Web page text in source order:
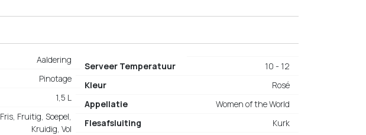
Aaldering
Pinotage
1,5 L
Fris, Fruitig, Soepel,
Kruidig, Vol
Serveer Temperatuur
10 - 12
Kleur
Rosé
Appellatie
Women of the World
Flesafsluiting
Kurk